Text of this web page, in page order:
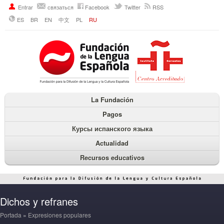
Entrar связаться Facebook Twitter
RSS
ES
BR EN 中文 PL RU
La Fundación
Pagos
Курсы испанского языка
Actualidad
Recursos educativos
Dichos y refranes
Portada » Expresiones populares